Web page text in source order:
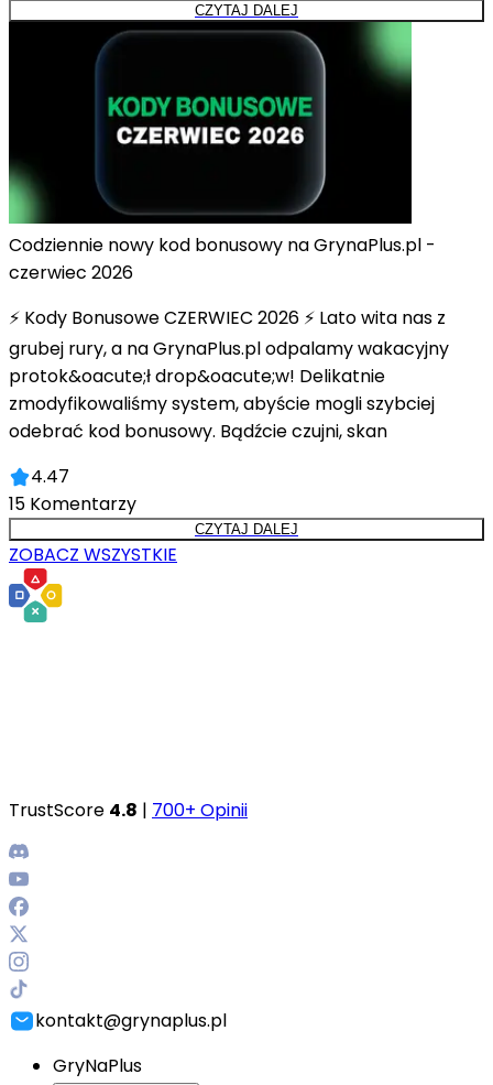
CZYTAJ DALEJ
Codziennie nowy kod bonusowy na GrynaPlus.pl -
czerwiec 2026
⚡ Kody Bonusowe CZERWIEC 2026 ⚡ Lato wita nas z
grubej rury, a na GrynaPlus.pl odpalamy wakacyjny
protok&oacute;ł drop&oacute;w! Delikatnie
zmodyfikowaliśmy system, abyście mogli szybciej
odebrać kod bonusowy. Bądźcie czujni, skan
4.47
15 Komentarzy
CZYTAJ DALEJ
ZOBACZ WSZYSTKIE
TrustScore 4.8 | 700+ Opinii
kontakt@grynaplus.pl
GryNaPlus